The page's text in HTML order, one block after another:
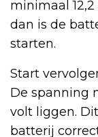
minimaal
dan is de
starten.
Start
De spanning
volt liggen.
batterij